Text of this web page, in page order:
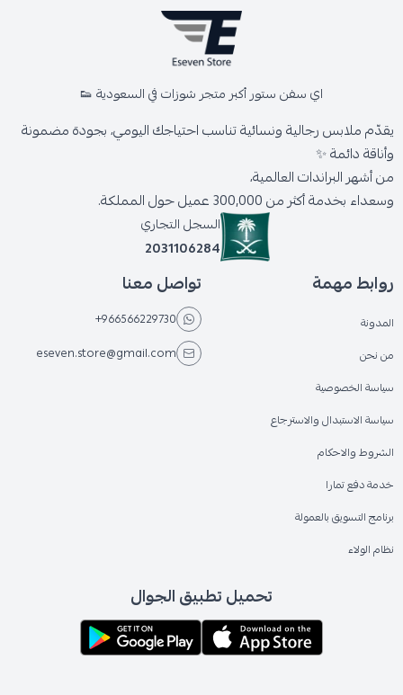
اي سفن ستور أكبر متجر شوزات في السعودية 👟
يقدّم ملابس رجالية ونسائية تناسب احتياجك اليومي، بجودة مضمونة
وأناقة دائمة ✨
من أشهر البراندات العالمية،
وسعداء بخدمة أكثر من 300,000 عميل حول المملكة.
السجل التجاري
2031106284
روابط مهمة
المدونة
من نحن
سياسة الخصوصية
سياسة الاستبدال والاسترجاع
الشروط والاحكام
خدمة دفع تمارا
برنامج التسويق بالعمولة
نظام الولاء
تواصل معنا
+966566229730
eseven.store@gmail.com
تحميل تطبيق الجوال